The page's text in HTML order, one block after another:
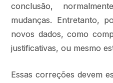
conclusão,
mudanças. Entretanto,
novos dados, como
justificativas, ou mesmo
Essas correções devem